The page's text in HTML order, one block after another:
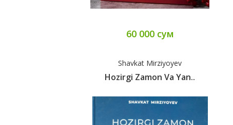
60 000 сум
Shavkat Mirziyoyev
Hozirgi Zamon Va Yan..